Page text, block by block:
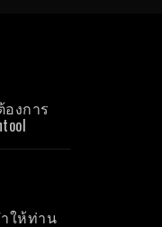
งการ
ให้ท่าน